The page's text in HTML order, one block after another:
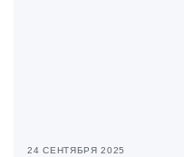
24 СЕНТЯБРЯ 2025